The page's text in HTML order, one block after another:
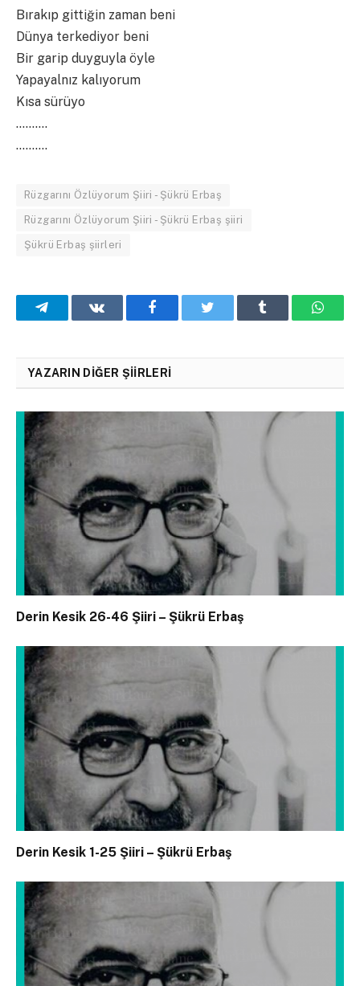
Bırakıp gittiğin zaman beni
Dünya terkediyor beni
Bir garip duyguyla öyle
Yapayalnız kalıyorum
Kısa sürüyo
……….
……….
Rüzgarını Özlüyorum Şiiri - Şükrü Erbaş
Rüzgarını Özlüyorum Şiiri - Şükrü Erbaş şiiri
Şükrü Erbaş şiirleri
TelegramVKontakteFacebookTwitter
YAZARIN DIĞER ŞIIRLERI
Derin Kesik 26-46 Şiiri – Şükrü Erbaş
Derin Kesik 1-25 Şiiri – Şükrü Erbaş